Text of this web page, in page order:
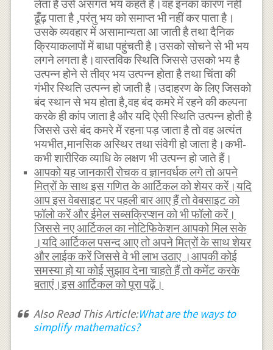
लेता है उसे असंगत भय कहते है।वह इनका कारण नहीं
ढूँढ़ पाता है ,परंतु भय को समाप्त भी नहीं कर पाता है।
उसके व्यवहार में असामान्यता आ जाती है तथा दैनिक
क्रियाकलापों में बाधा पहुंचती है।उसको सोचने से भी भय
लगने लगता है।वास्तविक स्थिति जिससे उसको भय है
उत्पन्न होने से तीव्र भय उत्पन्न होता है तथा चिंता की
गंभीर स्थिति उत्पन्न हो जाती है।उदाहरण के लिए जिसको
बंद स्थान से भय होता है,वह बंद कमरे में रहने की कल्पना
करके ही कांप जाता है और यदि ऐसी स्थिति उत्पन्न होती है
जिससे उसे बंद कमरे में रहना पड़ जाता है तो वह अत्यंत
भयभीत,मानसिक अस्थिर तथा संवेगी हो जाता है।कभी-
कभी शारीरिक व्याधि के लक्षण भी उत्पन्न हो जाते हैं।
आपको यह जानकारी रोचक व ज्ञानवर्धक लगे तो अपने
मित्रों के साथ इस गणित के आर्टिकल को शेयर करें।यदि
आप इस वेबसाइट पर पहली बार आए हैं तो वेबसाइट को
फॉलो करें और ईमेल सब्सक्रिप्शन को भी फॉलो करें।
जिससे नए आर्टिकल का नोटिफिकेशन आपको मिल सके
।यदि आर्टिकल पसन्द आए तो अपने मित्रों के साथ शेयर
और लाईक करें जिससे वे भी लाभ उठाए ।आपकी कोई
समस्या हो या कोई सुझाव देना चाहते हैं तो कमेंट करके
बताएं।इस आर्टिकल को पूरा पढ़ें।
Also Read This Article:What are the ways to
simplify mathematics?